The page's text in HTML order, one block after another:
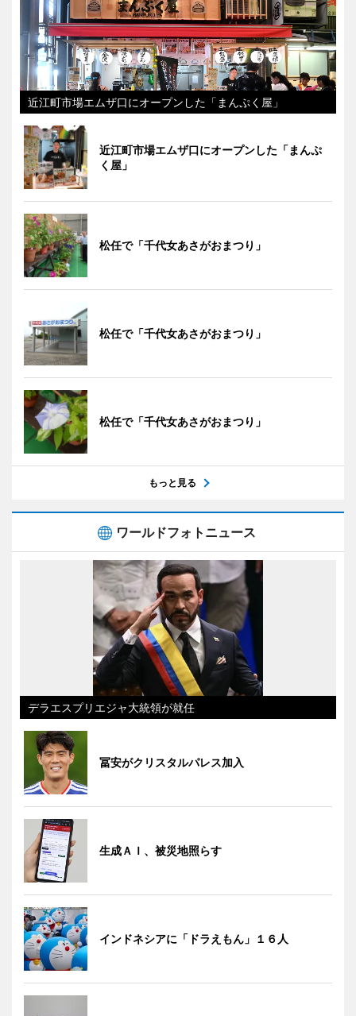
近江町市場エムザ口にオープンした「まんぷく屋」
近江町市場エムザ口にオープンした「まんぷ
く屋」
松任で「千代女あさがおまつり」
松任で「千代女あさがおまつり」
松任で「千代女あさがおまつり」
もっと見る
ワールドフォトニュース
デラエスプリエジャ大統領が就任
冨安がクリスタルパレス加入
生成ＡＩ、被災地照らす
インドネシアに「ドラえもん」１６人